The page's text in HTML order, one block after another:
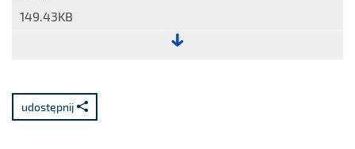
149.43KB
50/2020.pdf
udostępnij